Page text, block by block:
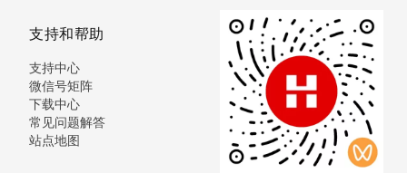
支持和帮助
支持中心
微信号矩阵
下载中心
常见问题解答
站点地图